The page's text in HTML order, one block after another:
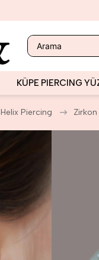
KÜPE PIERCING
Helix Piercing Zirkon